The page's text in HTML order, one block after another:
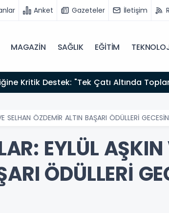
Anket Gazeteler İletişim
MAGAZİN SAĞLIK EĞİTİM
SELHAN ÖZDEMİR ALTIN BAŞARI ÖDÜLLERİ
EYLÜL AŞKIN
ÖDÜLLERİ